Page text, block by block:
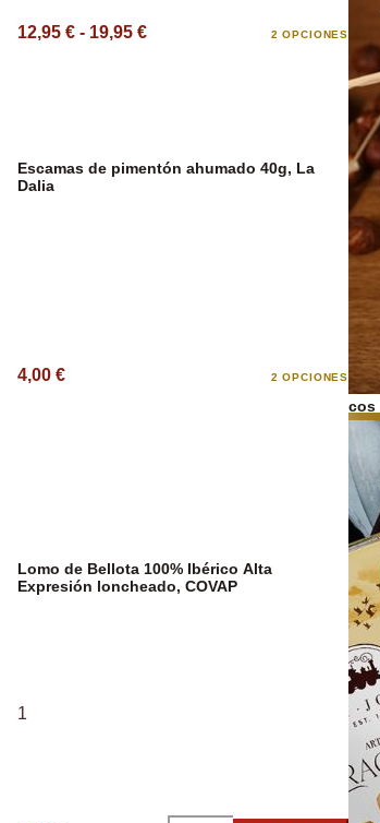
Frutos secos
12,95 € - 19,95 € 2 OPCIONES
Escamas de pimentón ahumado 40g, La
Dalia
4,00 € 2 OPCIONES
Lomo de Bellota 100% Ibérico Alta
Expresión loncheado, COVAP
1